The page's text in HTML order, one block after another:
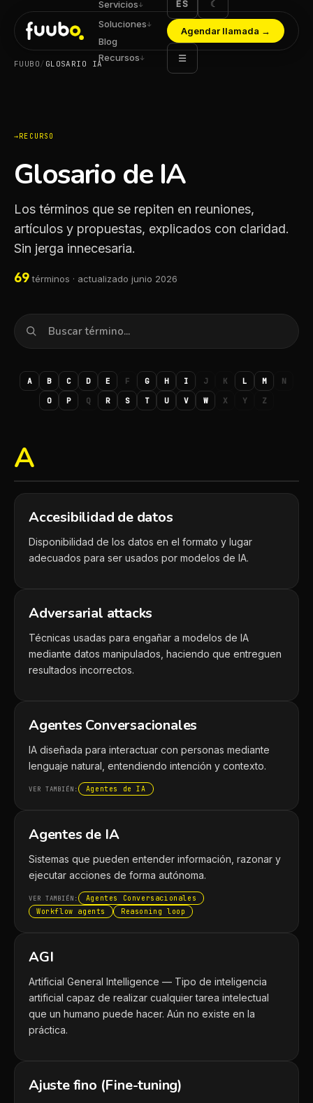
Servicios↓
Soluciones↓
Blog
Recursos↓
ES ☾
Agendar llamada →
☰
FUUBO/ GLOSARIO IA
RECURSO
Glosario de IA
Los términos que se repiten en reuniones,
artículos y propuestas, explicados con claridad.
Sin jerga innecesaria.
69 términos · actualizado junio 2026
A B C D E F G H I J K L M
N
O
P Q R S T U V W X Y Z
A
Accesibilidad de datos
Disponibilidad de los datos en el formato y lugar
adecuados para ser usados por modelos de IA.
Adversarial attacks
Técnicas usadas para engañar a modelos de IA
mediante datos manipulados, haciendo que entreguen
resultados incorrectos.
Agentes Conversacionales
IA diseñada para interactuar con personas mediante
lenguaje natural, entendiendo intención y contexto.
VER TAMBIÉN: Agentes de IA
Agentes de IA
Sistemas que pueden entender información, razonar y
ejecutar acciones de forma autónoma.
VER TAMBIÉN:
Agentes Conversacionales
Workflow agents
Reasoning loop
AGI
Artificial General Intelligence — Tipo de inteligencia
artificial capaz de realizar cualquier tarea intelectual
que un humano puede hacer. Aún no existe en la
práctica.
Ajuste fino (Fine-tuning)